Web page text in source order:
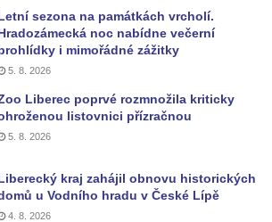
vrchu ve Frýdlantu
na Křížové cestě na
ve Frýdlantu
cestě na Křížovém
Jakuba Většího v Sokolově
Panny Marie ve
sezona na památkách vrcholí.
noc nabídne večerní
i mimořádné zážitky
5. 8. 2026
Liberec poprvé rozmnožila kriticky
listovnici přízračnou
5. 8. 2026
kraj zahájil obnovu historických
u Vodního hradu v České Lípě
4. 8. 2026